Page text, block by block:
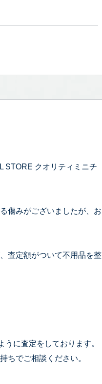
STORE クオリティミニチ
傷みがございましたが、お
査定額がついて不用品を整
に査定をしております。
ちでご相談ください。